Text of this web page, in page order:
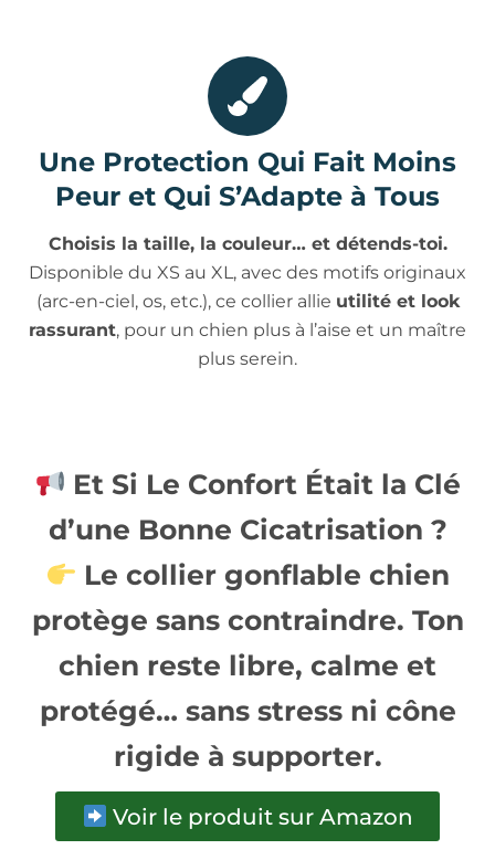
Une Protection Qui Fait Moins
Peur et Qui S’Adapte à Tous
Choisis la taille, la couleur… et détends-toi.
Disponible du XS au XL, avec des motifs originaux
(arc-en-ciel, os, etc.), ce collier allie utilité et look
rassurant, pour un chien plus à l’aise et un maître
plus serein.
Et Si Le Confort Était la Clé
d’une Bonne Cicatrisation ?
Lecollier gonflable chien
protège sans contraindre. Ton
chien reste libre, calme et
protégé… sans stress ni cône
rigide à supporter.
Voir le produit sur Amazon